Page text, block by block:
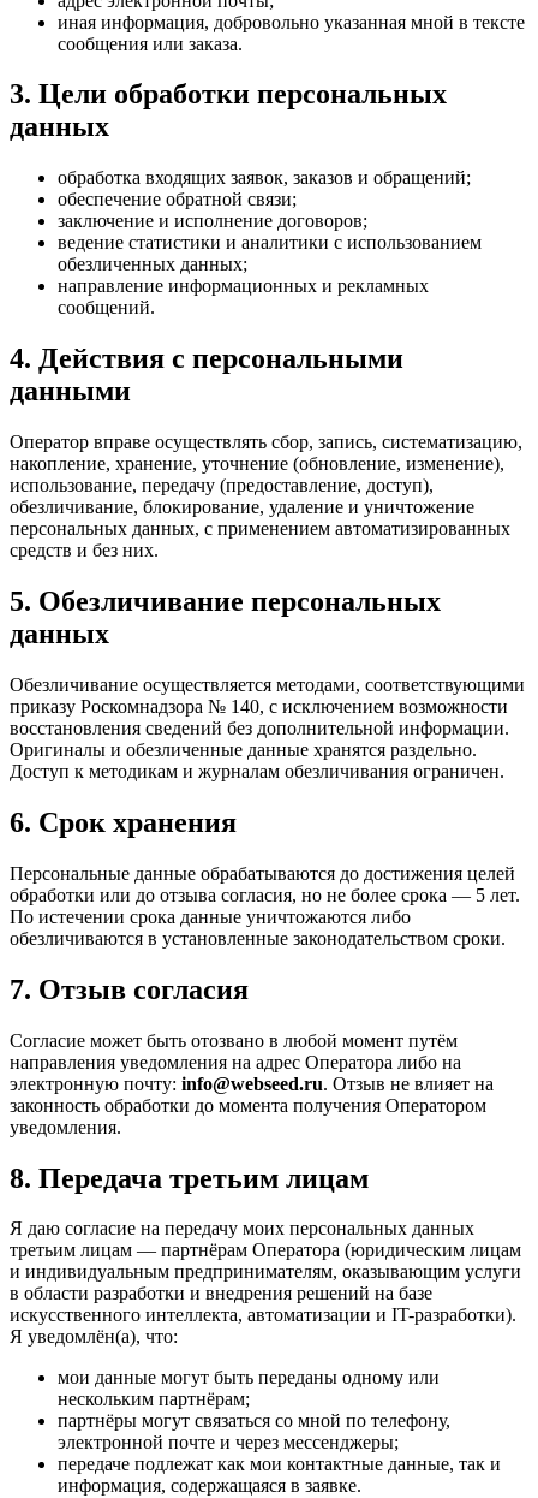
иная информация, добровольно указанная мной в тексте
сообщения или заказа.
3. Цели обработки персональных
данных
обработка входящих заявок, заказов и обращений;
обеспечение обратной связи;
заключение и исполнение договоров;
ведение статистики и аналитики с использованием
обезличенных данных;
направление информационных и рекламных
сообщений.
4. Действия с персональными
данными
Оператор вправе осуществлять сбор, запись, систематизацию,
накопление, хранение, уточнение (обновление, изменение),
использование, передачу (предоставление, доступ),
обезличивание, блокирование, удаление и уничтожение
персональных данных, с применением автоматизированных
средств и без них.
5. Обезличивание персональных
данных
Обезличивание осуществляется методами, соответствующими
приказу Роскомнадзора № 140, с исключением возможности
восстановления сведений без дополнительной информации.
Оригиналы и обезличенные данные хранятся раздельно.
Доступ к методикам и журналам обезличивания ограничен.
6. Срок хранения
Персональные данные обрабатываются до достижения целей
обработки или до отзыва согласия, но не более срока — 5 лет.
По истечении срока данные уничтожаются либо
обезличиваются в установленные законодательством сроки.
7. Отзыв согласия
Согласие может быть отозвано в любой момент путём
направления уведомления на адрес Оператора либо на
электронную почту: info@webseed.ru. Отзыв не влияет на
законность обработки до момента получения Оператором
уведомления.
8. Передача третьим лицам
Я даю согласие на передачу моих персональных данных
третьим лицам — партнёрам Оператора (юридическим лицам
и индивидуальным предпринимателям, оказывающим услуги
в области разработки и внедрения решений на базе
искусственного интеллекта, автоматизации и IT-разработки).
Я уведомлён(а), что:
мои данные могут быть переданы одному или
нескольким партнёрам;
партнёры могут связаться со мной по телефону,
электронной почте и через мессенджеры;
передаче подлежат как мои контактные данные, так и
информация, содержащаяся в заявке.